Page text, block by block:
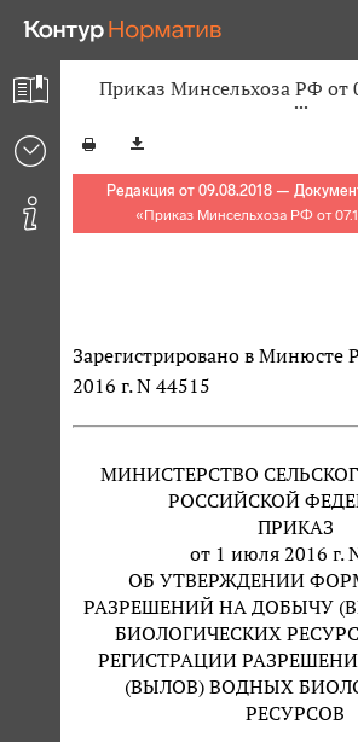
Приказ Минсельхоза РФ от
Редакция от 09.08.2018 —
«Приказ Минсельхоза РФ от
Зарегистрировано в Минюсте
2016 г. N 44515
МИНИСТЕРСТВО
РОССИЙСКОЙ
ПРИКАЗ
от 1 июля 2016 г.
ОБ УТВЕРЖДЕНИИ
РАЗРЕШЕНИЙ НА ДОБЫЧУ
БИОЛОГИЧЕСКИХ
РЕГИСТРАЦИИ
(ВЫЛОВ) ВОДНЫХ
РЕСУРСОВ